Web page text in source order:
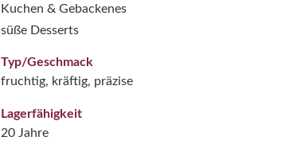
Kuchen & Gebackenes
süße Desserts
Typ/Geschmack
fruchtig, kräftig, präzise
Lagerfähigkeit
20 Jahre